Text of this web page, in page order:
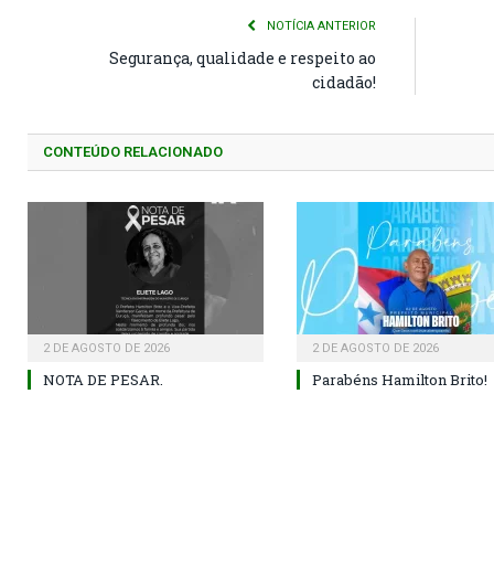
NOTÍCIA ANTERIOR
Segurança, qualidade e respeito ao
cidadão!
CONTEÚDO RELACIONADO
2 DE AGOSTO DE 2026
NOTA DE PESAR.
2 DE AGOSTO DE 2026
Parabéns Hamilton Brito!